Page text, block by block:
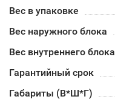
Вес в упаковке
Вес наружного блока
Вес внутреннего блока
Гарантийный срок
Габариты (В*Ш*Г)